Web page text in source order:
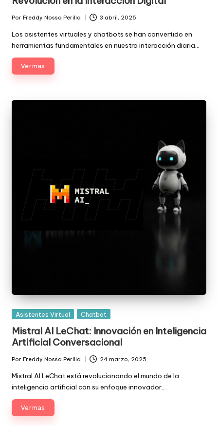
Publicado
por
Por Freddy Nossa Perilla 3 abril, 2025
Los asistentes virtuales y chatbots se han convertido en
herramientas fundamentales en nuestra interacción diaria…
Ver mas
Posted
Asistentes Virtual Chatbot
Mistral AI LeChat: Innovación en Inteligencia
Artificial Conversacional
Publicado
por
Por Freddy Nossa Perilla 24 marzo, 2025
Mistral AI LeChat está revolucionando el mundo de la
inteligencia artificial con su enfoque innovador…
Ver mas